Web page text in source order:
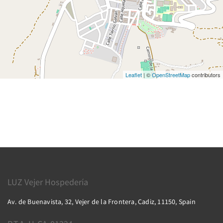
Leaflet| ©OpenStreetMapcontributors
LUZ Vejer Hospedería
Av. de Buenavista, 32, Vejer de la Frontera, Cadiz, 11150, Spain